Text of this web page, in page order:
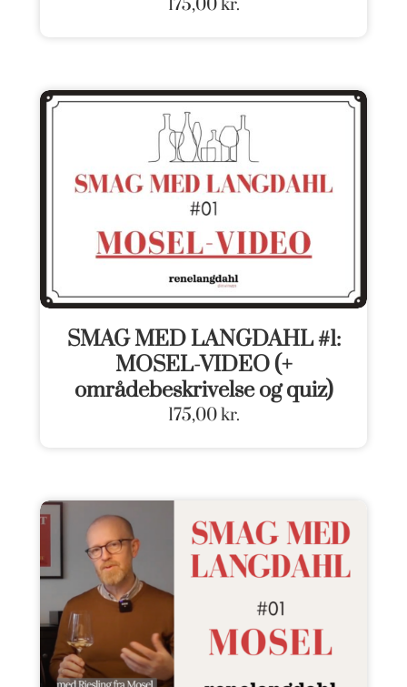
175,00kr.
SMAG MED LANGDAHL #1:
MOSEL-VIDEO (+
områdebeskrivelse og quiz)
175,00kr.